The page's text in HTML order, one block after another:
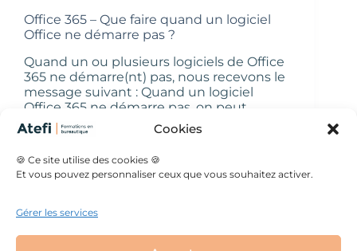
Cookies
🍪 Ce site utilise des cookies 🍪
Et vous pouvez personnaliser ceux que vous souhaitez activer.
Gérer les services
Office 365 – Que faire quand un logiciel
Office ne démarre pas ?
Quand un ou plusieurs logiciels de Office
365 ne démarre(nt) pas, nous recevons le
message suivant : Quand un logiciel
Office 365 ne démarre pas, on peut
tenter une réparation 1 : Aller sur le
panneau de configuration >
programmes…
Véronique
15 octobre 2024
Mentions légales